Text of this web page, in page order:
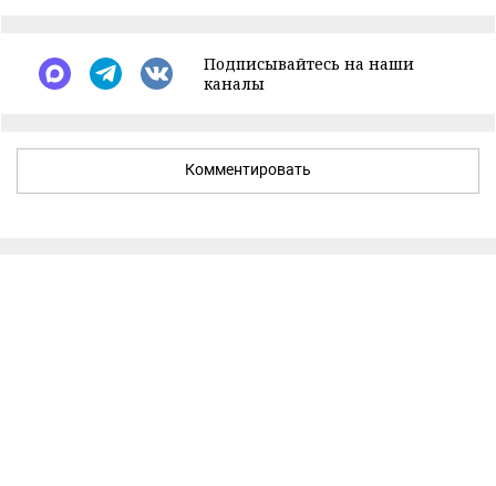
Подписывайтесь на наши
каналы
Комментировать